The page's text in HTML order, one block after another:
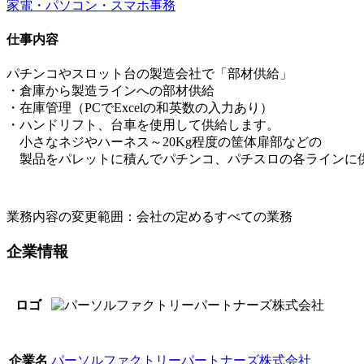
家電・パソコン・スマホ事務
仕事内容
パチンコやスロット台の製造会社で「部材供給」
・倉庫から製造ラインへの部材供給
・在庫管理（PCでExcelの和英数の入力あり）
・ハンドリフト、台車を使用して供給します。
小さなネジやハーネス～20Kg程度の筐体扉部などの
製品をパレットに積んでパチンコ、パチスロの各ラインに
業務内容の変更範囲：会社の定めるすべての業務
企業情報
ロゴ
企業名 パーソルファクトリーパートナーズ株式会社